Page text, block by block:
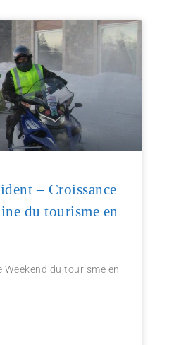
– Croissance
du tourisme en
Weekend du tourisme en